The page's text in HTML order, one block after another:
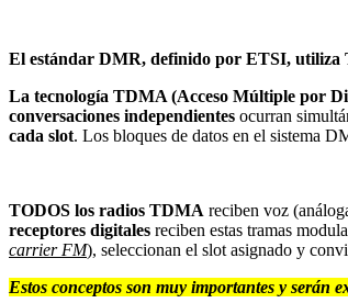
El estándar DMR, definido por ETSI, utiliza
La tecnología TDMA (Acceso Múltiple por
conversaciones independientes ocurran
cada slot. Los bloques de datos en el sistema
TODOS los radios TDMA reciben voz
receptores digitales reciben estas tramas
carrier FM), seleccionan el slot asignado y
Estos conceptos son muy importantes y serán